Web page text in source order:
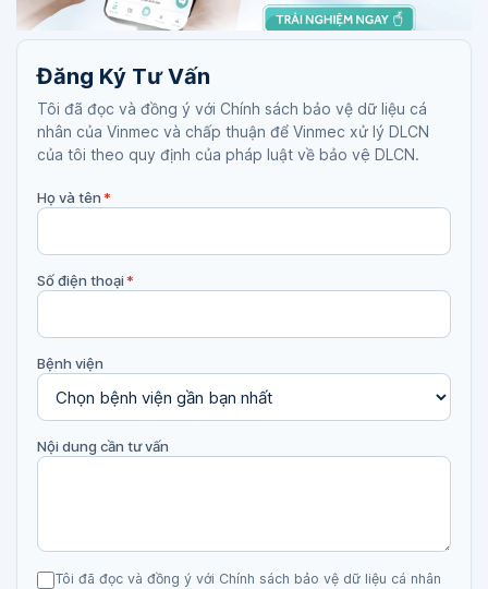
Đăng Ký Tư Vấn
Tôi đã đọc và đồng ý với Chính sách bảo vệ dữ liệu cá
nhân của Vinmec và chấp thuận để Vinmec xử lý DLCN
của tôi theo quy định của pháp luật về bảo vệ DLCN.
Họ và tên*
Số điện thoại*
Bệnh viện
Nội dung cần tư vấn
Tôi đã đọc và đồng ý với Chính sách bảo vệ dữ liệu cá nhân